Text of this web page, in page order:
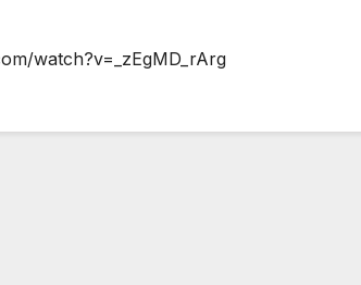
watch?v=_zEgMD_rArg